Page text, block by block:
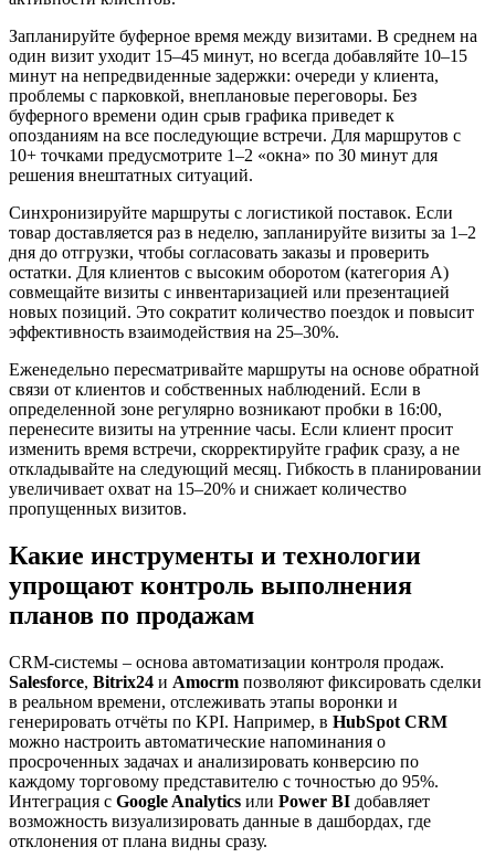
Запланируйте буферное время между визитами. В среднем на
один визит уходит 15–45 минут, но всегда добавляйте 10–15
минут на непредвиденные задержки: очереди у клиента,
проблемы с парковкой, внеплановые переговоры. Без
буферного времени один срыв графика приведет к
опозданиям на все последующие встречи. Для маршрутов с
10+ точками предусмотрите 1–2 «окна» по 30 минут для
решения внештатных ситуаций.
Синхронизируйте маршруты с логистикой поставок. Если
товар доставляется раз в неделю, запланируйте визиты за 1–2
дня до отгрузки, чтобы согласовать заказы и проверить
остатки. Для клиентов с высоким оборотом (категория A)
совмещайте визиты с инвентаризацией или презентацией
новых позиций. Это сократит количество поездок и повысит
эффективность взаимодействия на 25–30%.
Еженедельно пересматривайте маршруты на основе обратной
связи от клиентов и собственных наблюдений. Если в
определенной зоне регулярно возникают пробки в 16:00,
перенесите визиты на утренние часы. Если клиент просит
изменить время встречи, скорректируйте график сразу, а не
откладывайте на следующий месяц. Гибкость в планировании
увеличивает охват на 15–20% и снижает количество
пропущенных визитов.
Какие инструменты и технологии
упрощают контроль выполнения
планов по продажам
CRM-системы – основа автоматизации контроля продаж.
Salesforce, Bitrix24 и Amocrm позволяют фиксировать сделки
в реальном времени, отслеживать этапы воронки и
генерировать отчёты по KPI. Например, в HubSpot CRM
можно настроить автоматические напоминания о
просроченных задачах и анализировать конверсию по
каждому торговому представителю с точностью до 95%.
Интеграция с Google Analytics или Power BI добавляет
возможность визуализировать данные в дашбордах, где
отклонения от плана видны сразу.